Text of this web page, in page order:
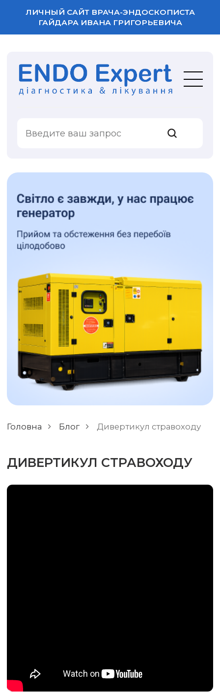
ЛИЧНЫЙ САЙТ ВРАЧА-ЭНДОСКОПИСТА
ГАЙДАРА ИВАНА ГРИГОРЬЕВИЧА
УСЛУГИ
РАЗНОЕ
Головна Блог Дивертикул стравоходу
ДИВЕРТИКУЛ СТРАВОХОДУ
ОСТАВИТЬ ОТЗЫВ